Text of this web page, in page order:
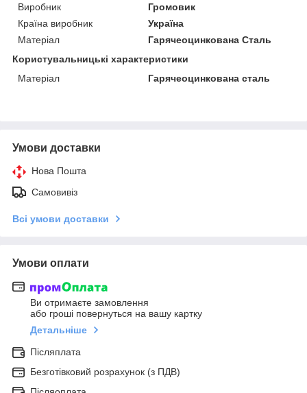
Виробник
Громовик
Країна виробник
Україна
Матеріал
Гарячеоцинкована Сталь
Користувальницькі характеристики
Матеріал
Гарячеоцинкована сталь
Умови доставки
Нова Пошта
Самовивіз
Всі умови доставки
Умови оплати
Ви отримаєте замовлення
або гроші повернуться на вашу картку
Детальніше
Післяплата
Безготівковий розрахунок (з ПДВ)